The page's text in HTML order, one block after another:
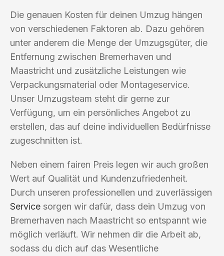
Die genauen Kosten für deinen Umzug hängen
von verschiedenen Faktoren ab. Dazu gehören
unter anderem die Menge der Umzugsgüter, die
Entfernung zwischen Bremerhaven und
Maastricht und zusätzliche Leistungen wie
Verpackungsmaterial oder Montageservice.
Unser Umzugsteam steht dir gerne zur
Verfügung, um ein persönliches Angebot zu
erstellen, das auf deine individuellen Bedürfnisse
zugeschnitten ist.
Neben einem fairen Preis legen wir auch großen
Wert auf Qualität und Kundenzufriedenheit.
Durch unseren professionellen und zuverlässigen
Service sorgen wir dafür, dass dein Umzug von
Bremerhaven nach Maastricht so entspannt wie
möglich verläuft. Wir nehmen dir die Arbeit ab,
sodass du dich auf das Wesentliche